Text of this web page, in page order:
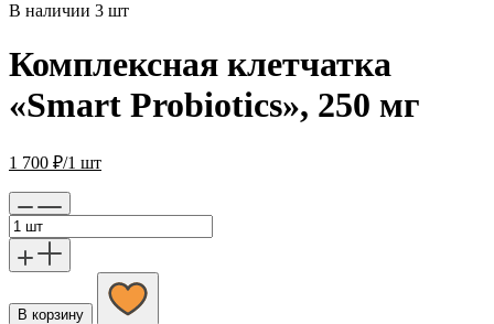
В наличии 3 шт
Комплексная клетчатка
«Smart Probiotics», 250 мг
1 700 ₽/1 шт
В корзину